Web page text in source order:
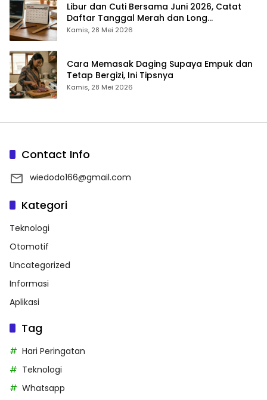
Libur dan Cuti Bersama Juni 2026, Catat
Daftar Tanggal Merah dan Long
Weekendnya
Kamis, 28 Mei 2026
Cara Memasak Daging Supaya Empuk dan
Tetap Bergizi, Ini Tipsnya
Kamis, 28 Mei 2026
Contact Info
wiedodo166@gmail.com
Kategori
Teknologi
Otomotif
Uncategorized
Informasi
Aplikasi
Tag
Hari Peringatan
Teknologi
Whatsapp